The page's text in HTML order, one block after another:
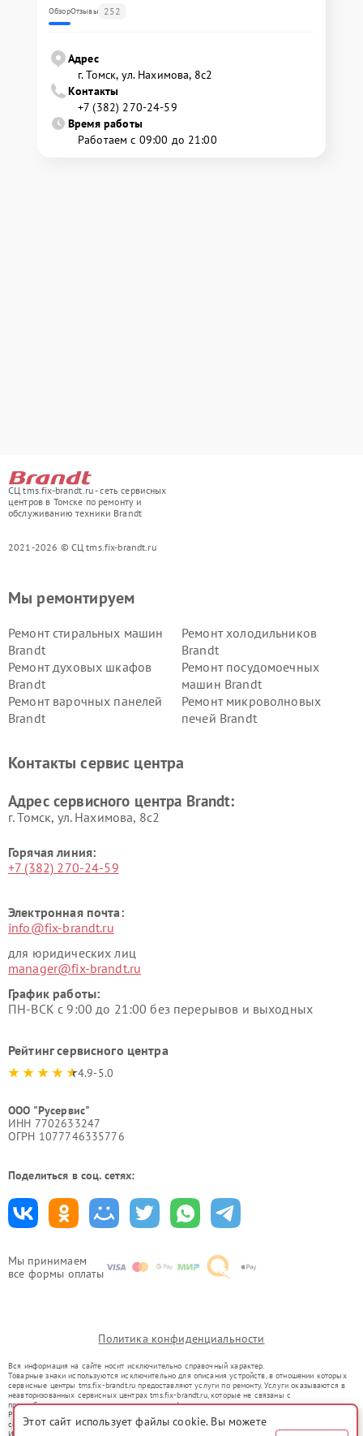
ОбзорОтзывы 252
Адрес
г. Томск, ул. Нахимова, 8с2
Контакты
+7 (382) 270-24-59
Время работы
Работаем с 09:00 до 21:00
СЦ tms.fix-brandt.ru - сеть сервисных
центров в Томске по ремонту и
обслуживанию техники Brandt
2021-2026 © СЦ tms.fix-brandt.ru
Мы принимаем
все формы оплаты
Мы ремонтируем
Ремонт стиральных машин
Brandt
Ремонт холодильников
Brandt
Ремонт духовых шкафов
Brandt
Ремонт посудомоечных
машин Brandt
Ремонт варочных панелей
Brandt
Ремонт микроволновых
печей Brandt
Контакты сервис центра
Адрес сервисного центра Brandt:
г. Томск, ул. Нахимова, 8с2
Горячая линия:
+7 (382) 270-24-59
Электронная почта:
info@fix-brandt.ru
для юридических лиц
manager@fix-brandt.ru
График работы:
ПН-ВСК с 9:00 до 21:00 без перерывов и выходных
Рейтинг сервисного центра
4.9-5.0
ООО "Русервис"
ИНН 7702633247
ОГРН 1077746335776
Поделиться в соц. сетях:
Политика конфиденциальности
Вся информация на сайте носит исключительно справочный характер.
Товарные знаки используются исключительно для описания устройств, в отношении которых
сервисные центры tms.fix-brandt.ru предоставляют услуги по ремонту. Услуги оказываются в
неавторизованных сервисных центрах tms.fix-brandt.ru, которые не связаны с
правообладателями товарных знаков или их официальными представителями.
Ремонт осуществляется для устройств, уже введенных в гражданский оборот в соответствии
со статьей 1487 ГК РФ.
Использование товарных знаков не преследует цели индивидуализации услуг или введения
Этот сайт использует файлы cookie. Вы можете